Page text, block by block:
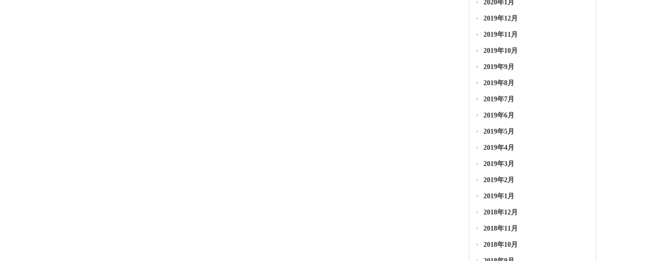
2020年1月
2019年12月
2019年11月
2019年10月
2019年9月
2019年8月
2019年7月
2019年6月
2019年5月
2019年4月
2019年3月
2019年2月
2019年1月
2018年12月
2018年11月
2018年10月